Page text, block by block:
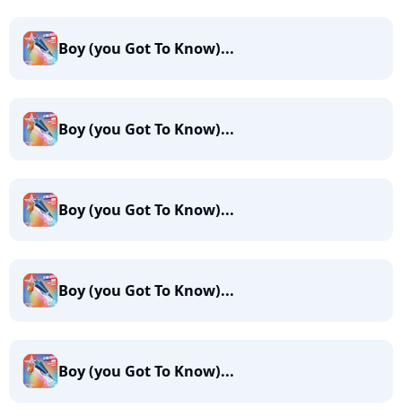
Boy (you Got To Know)...
Boy (you Got To Know)...
Boy (you Got To Know)...
Boy (you Got To Know)...
Boy (you Got To Know)...